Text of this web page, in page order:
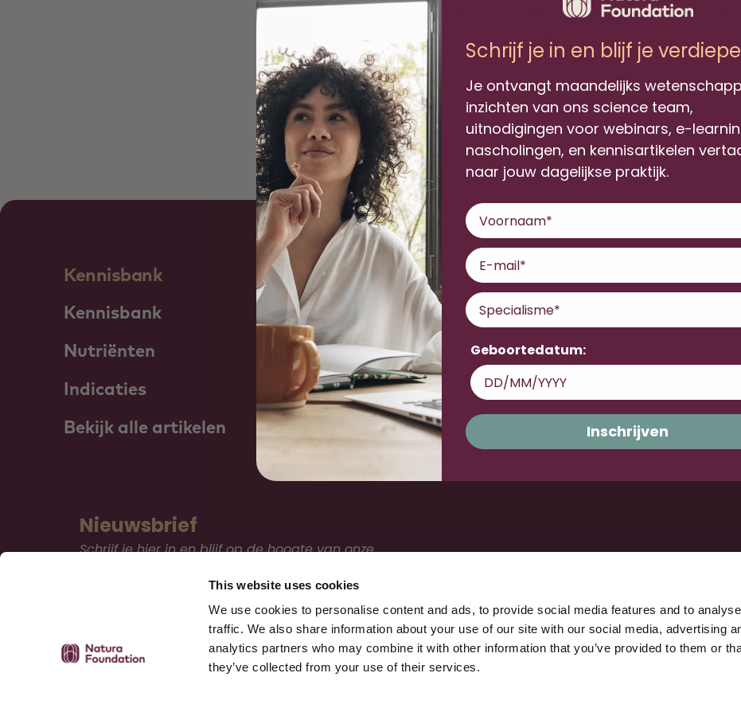
This website uses cookies
We use cookies to personalise content and ads, to provide social media features and to
traffic. We also share information about your use of our site with our social media, advertising
analytics partners who may combine it with other information that you’ve provided to them or
they’ve collected from your use of their services.
neemt zelfs aan dat COPD in 2020 de derde
dat we u meer vertellen over COPD.
Lees het artikel
Kennisbank
Kennisbank
Nutriënten
Indicaties
Bekijk alle artikelen
Educatie
Opleidingen
Lesdagen
Webinars
E-learnings
Nieuwsbrief
Schrijf je hier in en blijf op de hoogte van onze
Inschrijven
Schrijf je in en blijf je
Je ontvangt maandelijks
inzichten van ons science team,
uitnodigingen voor webinars, e-
nascholingen, en kennisartikelen
naar jouw dagelijkse praktijk.
Voornaam
Email
Specialisme
Geboortedatum:
Inschrijven